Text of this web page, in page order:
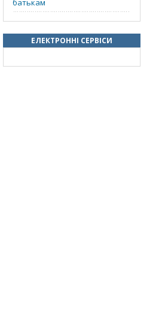
батькам
ЕЛЕКТРОННІ СЕРВІСИ